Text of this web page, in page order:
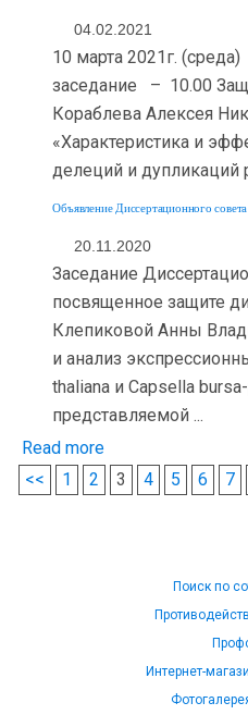
04.02.2021
10 марта 2021г.
заседание – 10.00
Кораблева Алексея
«Характеристика и
делеций и дупликаций
Объявление Диссертационного
20.11.2020
Заседание
посвященное защите
Клепиковой Анны
и анализ
thaliana и Capsella
представляемой ...
Read more
<<
1 2 3 4 5 6 7
Поиск по
Интернет-